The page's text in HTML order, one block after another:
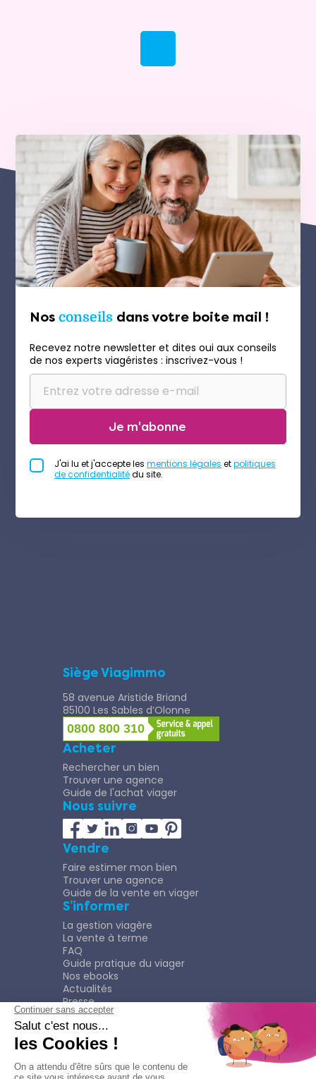
Nos conseils dans votre boite mail !
Recevez notre newsletter et dites oui aux conseils
de nos experts viagéristes : inscrivez-vous !
Je m'abonne
J'ai lu et j'accepte les mentions légales etpolitiques
de confidentialitédu site.
Siège Viagimmo
58 avenue Aristide Briand
85100 Les Sables d’Olonne
0800 800 310
Acheter
Rechercher un bien
Trouver une agence
Guide de l'achat viager
Nous suivre
Vendre
Faire estimer mon bien
Trouver une agence
Guide de la vente en viager
S’informer
La gestion viagère
La vente à terme
FAQ
Guide pratique du viager
Nos ebooks
Actualités
Presse
Rejoindre le Réseau
Nous rejoindre
Plaquette
Confidentialité